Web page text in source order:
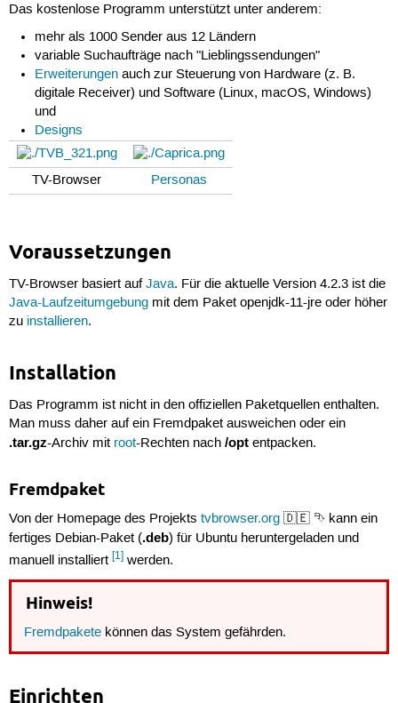
Das kostenlose Programm unterstützt unter anderem:
mehr als 1000 Sender aus 12 Ländern
variable Suchaufträge nach "Lieblingssendungen"
Erweiterungen auch zur Steuerung von Hardware (z. B.
digitale Receiver) und Software (Linux, macOS, Windows)
und
Designs
TV-Browser Personas
Voraussetzungen
TV-Browser basiert aufJava. Für die aktuelle Version 4.2.3 ist die
Java-Laufzeitumgebungmit dem Paket openjdk-11-jre oder höher
zu installieren.
Installation
Das Programm ist nicht in den offiziellen Paketquellen enthalten.
Man muss daher auf ein Fremdpaket ausweichen oder ein
.tar.gz-Archiv mit root-Rechten nach /optentpacken.
Fremdpaket
Von der Homepage des Projekts tvbrowser.org🇩🇪 ⮷ kann ein
fertiges Debian-Paket (.deb) für Ubuntu heruntergeladen und
manuell installiert [1]werden.
Hinweis!
Fremdpakete können das System gefährden.
Einrichten